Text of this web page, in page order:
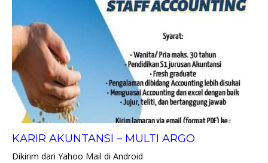
KARIR AKUNTANSI – MULTI ARGO
Dikirim dari Yahoo Mail di Android